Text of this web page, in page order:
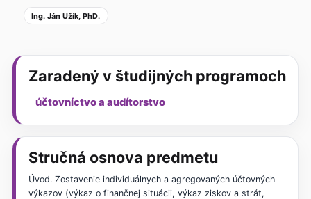
Ing. Ján Užík, PhD.
Zaradený v študijných programoch
účtovníctvo a audítorstvo
Stručná osnova predmetu
Úvod. Zostavenie individuálnych a agregovaných účtovných
výkazov (výkaz o finančnej situácii, výkaz ziskov a strát,